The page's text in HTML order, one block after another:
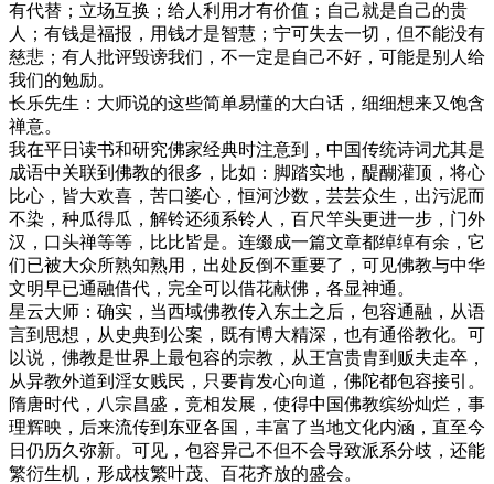
有代替；立场互换；给人利用才有价值；自己就是自己的贵
人；有钱是福报，用钱才是智慧；宁可失去一切，但不能没有
慈悲；有人批评毁谤我们，不一定是自己不好，可能是别人给
我们的勉励。
长乐先生：大师说的这些简单易懂的大白话，细细想来又饱含
禅意。
我在平日读书和研究佛家经典时注意到，中国传统诗词尤其是
成语中关联到佛教的很多，比如：脚踏实地，醍醐灌顶，将心
比心，皆大欢喜，苦口婆心，恒河沙数，芸芸众生，出污泥而
不染，种瓜得瓜，解铃还须系铃人，百尺竿头更进一步，门外
汉，口头禅等等，比比皆是。连缀成一篇文章都绰绰有余，它
们已被大众所熟知熟用，出处反倒不重要了，可见佛教与中华
文明早已通融借代，完全可以借花献佛，各显神通。
星云大师：确实，当西域佛教传入东土之后，包容通融，从语
言到思想，从史典到公案，既有博大精深，也有通俗教化。可
以说，佛教是世界上最包容的宗教，从王宫贵胄到贩夫走卒，
从异教外道到淫女贱民，只要肯发心向道，佛陀都包容接引。
隋唐时代，八宗昌盛，竞相发展，使得中国佛教缤纷灿烂，事
理辉映，后来流传到东亚各国，丰富了当地文化内涵，直至今
日仍历久弥新。可见，包容异己不但不会导致派系分歧，还能
繁衍生机，形成枝繁叶茂、百花齐放的盛会。